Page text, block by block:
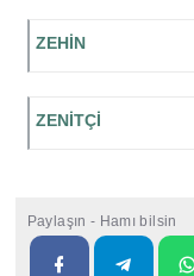
ZEHİN
ZENİTÇİ
Paylaşın - Hamı bilsin